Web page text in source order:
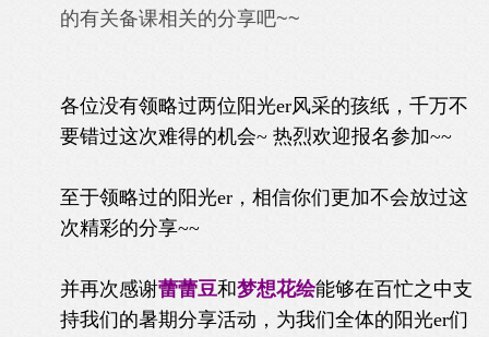
的有关备课相关的分享吧~~
各位没有领略过两位阳光er风采的孩纸，千万不
要错过这次难得的机会~ 热烈欢迎报名参加~~
至于领略过的阳光er，相信你们更加不会放过这
次精彩的分享~~
并再次感谢蕾蕾豆和梦想花绘能够在百忙之中支
持我们的暑期分享活动，为我们全体的阳光er们